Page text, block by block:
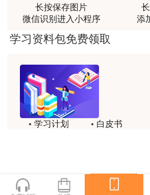
感谢教育网的多年支持与培养。
用户m9****66
用户m9****66
老师讲课认真负责，要点突出；我
用户ch****15
达老师的课程讲的非常好
用户s****02
长按保存图片
微信识别进入小程序
添
学习资料包免费领取
学习计划
白皮书